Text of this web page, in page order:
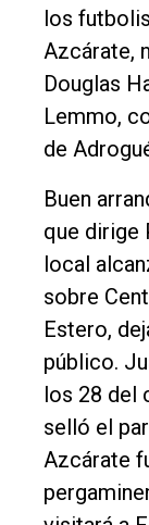
Edición
Empresa
Nosotros
Contacto
los
Azcárate,
Douglas
Lemmo,
de
Buen
que dirige
local
sobre
Estero,
público.
los 28 del
selló el
Azcárate